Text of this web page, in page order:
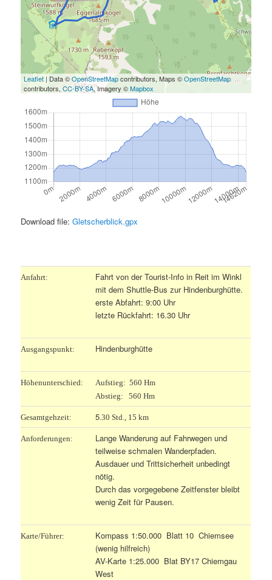
Leaflet | Data ©OpenStreetMapcontributors, Maps ©OpenStreetMap
contributors,CC-BY-SA, Imagery ©Mapbox
Download file:Gletscherblick.gpx
Anfahrt:
Fahrt von der Tourist-Info in Reit im Winkl
mit dem Shuttle-Bus zur Hindenburghütte.
erste Abfahrt: 9:00 Uhr
letzte Rückfahrt: 16.30 Uhr
Ausgangspunkt: Hindenburghütte
Höhenunterschied:
Aufstieg: 560 Hm
Abstieg: 560 Hm
Gesamtgehzeit: 5 .30 Std., 15 km
Anforderungen:
Lange Wanderung auf Fahrwegen und
teilweise schmalen Wanderpfaden.
Ausdauer und Trittsicherheit unbedingt
nötig.
Durch das vorgegebene Zeitfenster bleibt
wenig Zeit für Pausen.
Karte/Führer:
Kompass 1:50.000 Blatt 10 Chiemsee
(wenig hilfreich)
AV-Karte 1:25.000 Blat BY17 Chiemgau
West